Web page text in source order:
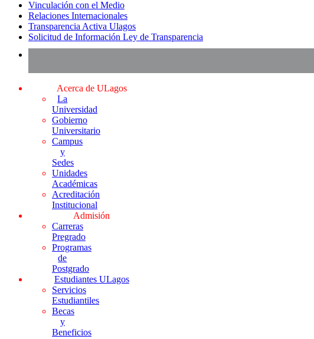
Vinculación con el Medio
Relaciones Internacionales
Transparencia Activa Ulagos
Solicitud de Información Ley de Transparencia
Acerca de ULagos
La
Universidad
Gobierno
Universitario
Campus
y
Sedes
Unidades
Académicas
Acreditación
Institucional
Admisión
Carreras
Pregrado
Programas
de
Postgrado
Estudiantes ULagos
Servicios
Estudiantiles
Becas
y
Beneficios